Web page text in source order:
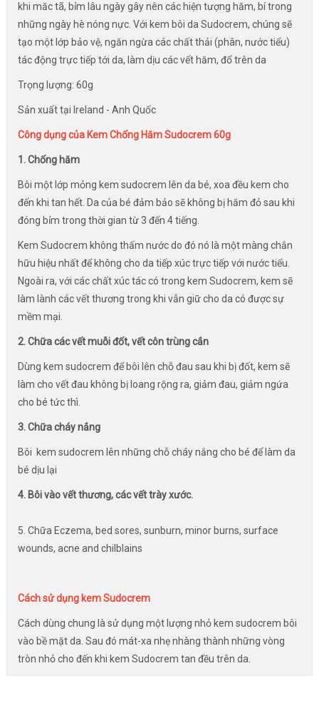
khi măc tã, bỉm lâu ngày gây nên các hiện tượng hăm, bí trong
những ngày hè nóng nực. Với kem bôi da Sudocrem, chúng sẽ
tạo một lớp bảo vệ, ngăn ngừa các chất thải (phân, nước tiểu)
tác động trực tiếp tới da, làm dịu các vết hăm, đổ trên da
Trọng lượng: 60g
Sản xuất tại Ireland - Anh Quốc
Công dụng của Kem Chống Hăm Sudocrem 60g
1. Chống hăm
Bôi một lớp mỏng kem sudocrem lên da bé, xoa đều kem cho
đến khi tan hết. Da của bé đảm bảo sẽ không bị hăm đỏ sau khi
đóng bỉm trong thời gian từ 3 đến 4 tiếng.
Kem Sudocrem không thấm nước do đó nó là một màng chắn
hữu hiệu nhất để không cho da tiếp xúc trực tiếp với nước tiểu.
Ngoài ra, với các chất xúc tác có trong kem Sudocrem, kem sẽ
làm lành các vết thương trong khi vẫn giữ cho da có được sự
mềm mại.
2. Chữa các vết muỗi đốt, vết côn trùng cắn
Dùng kem sudocrem để bôi lên chỗ đau sau khi bị đốt, kem sẽ
làm cho vết đau không bị loang rộng ra, giảm đau, giảm ngứa
cho bé tức thì.
3. Chữa cháy nắng
Bôi kem sudocrem lên những chỗ cháy nắng cho bé để làm da
bé dịu lại
4. Bôi vào vết thương, các vết trày xước.
5. Chữa Eczema, bed sores, sunburn, minor burns, surface
wounds, acne and chilblains
Cách sử dụng kem Sudocrem
Cách dùng chung là sử dụng một lượng nhỏ kem sudocrem bôi
vào bề mặt da. Sau đó mát-xa nhẹ nhàng thành những vòng
tròn nhỏ cho đến khi kem Sudocrem tan đều trên da.